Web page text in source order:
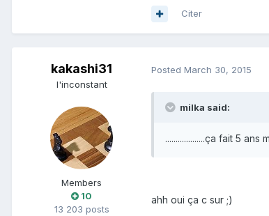
Citer
kakashi31
l'inconstant
Members
10
13 203 posts
Posted March 30, 2015
milka said:
...................ça fait 5
ahh oui ça c sur ;)